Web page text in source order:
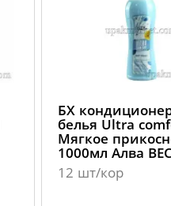
ЗИПЛОКИ ( ZIP
РУЧКАМИ
РУЧКАМИ
БЕЛЬЯ
И ЧИСТКИ
ПОСУДЫ
БХ
белья Ultra
Мягкое
1000мл Алва
12 шт/кор